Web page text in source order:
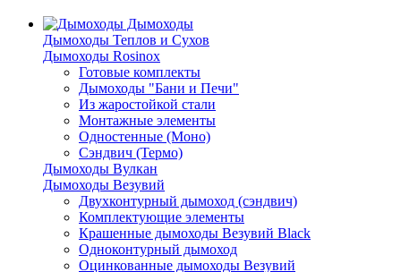
Дымоходы
Дымоходы Теплов и Сухов
Дымоходы Rosinox
Готовые комплекты
Дымоходы "Бани и Печи"
Из жаростойкой стали
Монтажные элементы
Одностенные (Моно)
Сэндвич (Термо)
Дымоходы Вулкан
Дымоходы Везувий
Двухконтурный дымоход (сэндвич)
Комплектующие элементы
Крашенные дымоходы Везувий Black
Одноконтурный дымоход
Оцинкованные дымоходы Везувий